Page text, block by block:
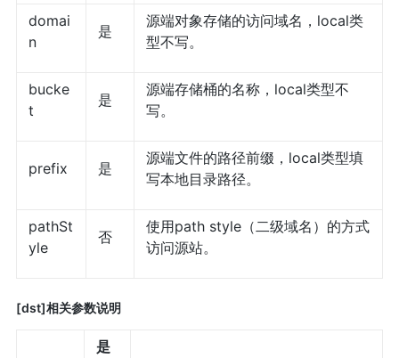
domai
n
是
源端对象存储的访问域名，local类
型不写。
bucke
t
是
源端存储桶的名称，local类型不
写。
prefix 是
源端文件的路径前缀，local类型填
写本地目录路径。
pathSt
yle
否
使用path style（二级域名）的方式
访问源站。
[dst]相关参数说明
是